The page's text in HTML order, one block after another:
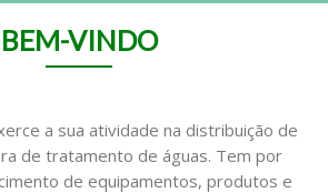
BEM-VINDO
a sua atividade na distribuição de
de tratamento de águas. Tem por
de equipamentos, produtos e